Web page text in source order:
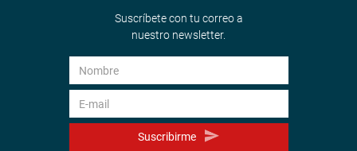
Suscríbete con tu correo a
nuestro newsletter.
Suscribirme